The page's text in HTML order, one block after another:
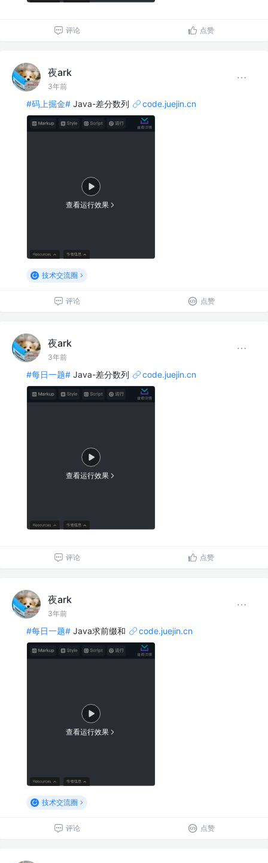
评论 点赞
夜ark
3年前
#码上掘金# Java-差分数列 code.juejin.cn
查看运行效果
技术交流圈
评论 点赞
夜ark
3年前
#每日一题# Java-差分数列 code.juejin.cn
查看运行效果
评论 点赞
夜ark
3年前
#每日一题# Java求前缀和 code.juejin.cn
查看运行效果
技术交流圈
评论 点赞